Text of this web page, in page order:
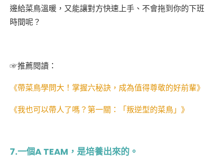
邊給菜鳥溫暖，又能讓對方快速上手、不會拖到你的下班
時間呢？
☞推薦閱讀：
《帶菜鳥學問大！掌握六秘訣，成為值得尊敬的好前輩》
《我也可以帶人了嗎？第一關：「叛逆型的菜鳥」》
7.一個A TEAM，是培養出來的。